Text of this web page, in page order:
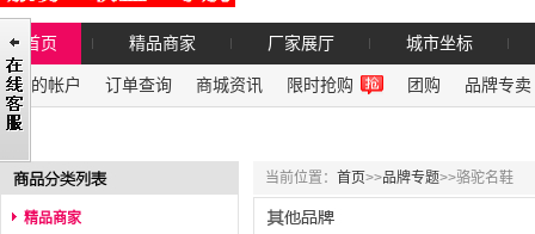
首页 精品商家 厂家展厅 城市坐标
我的帐户 订单查询 商城资讯 限时抢购 团购 品牌专卖
1
精品商家
当前位置： 首页>>品牌专题>>骆驼名鞋